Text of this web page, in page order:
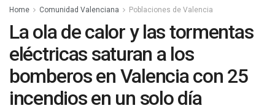
Home Comunidad Valenciana Poblaciones de Valencia
La ola de calor y las tormentas
eléctricas saturan a los
bomberos en Valencia con 25
incendios en un solo día